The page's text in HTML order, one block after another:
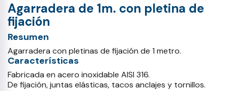
Agarradera de 1m. con pletina de
fijación
Resumen
Agarradera con pletinas de fijación de 1 metro.
Características
Fabricada en acero inoxidable AISI 316.
De fijación, juntas elásticas, tacos anclajes y tornillos.